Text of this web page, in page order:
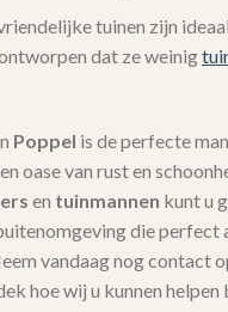
tuinen zijn
dat ze weinig
Poppel is de perfecte
oase van rust en
en tuinmannen kunt u
die perfect
vandaag nog contact
hoe wij u kunnen